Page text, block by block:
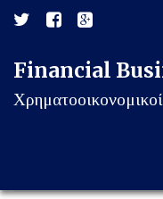
Financial